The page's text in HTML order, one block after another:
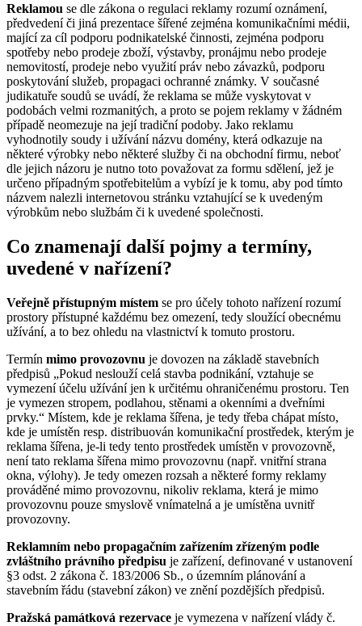
Reklamou se dle zákona o regulaci reklamy rozumí oznámení,
předvedení či jiná prezentace šířené zejména komunikačními médii,
mající za cíl podporu podnikatelské činnosti, zejména podporu
spotřeby nebo prodeje zboží, výstavby, pronájmu nebo prodeje
nemovitostí, prodeje nebo využití práv nebo závazků, podporu
poskytování služeb, propagaci ochranné známky. V současné
judikatuře soudů se uvádí, že reklama se může vyskytovat v
podobách velmi rozmanitých, a proto se pojem reklamy v žádném
případě neomezuje na její tradiční podoby. Jako reklamu
vyhodnotily soudy i užívání názvu domény, která odkazuje na
některé výrobky nebo některé služby či na obchodní firmu, neboť
dle jejich názoru je nutno toto považovat za formu sdělení, jež je
určeno případným spotřebitelům a vybízí je k tomu, aby pod tímto
názvem nalezli internetovou stránku vztahující se k uvedeným
výrobkům nebo službám či k uvedené společnosti.
Co znamenají další pojmy a termíny,
uvedené v nařízení?
Veřejně přístupným místem se pro účely tohoto nařízení rozumí
prostory přístupné každému bez omezení, tedy sloužící obecnému
užívání, a to bez ohledu na vlastnictví k tomuto prostoru.
Termín mimo provozovnu je dovozen na základě stavebních
předpisů „Pokud neslouží celá stavba podnikání, vztahuje se
vymezení účelu užívání jen k určitému ohraničenému prostoru. Ten
je vymezen stropem, podlahou, stěnami a okenními a dveřními
prvky.“ Místem, kde je reklama šířena, je tedy třeba chápat místo,
kde je umístěn resp. distribuován komunikační prostředek, kterým je
reklama šířena, je-li tedy tento prostředek umístěn v provozovně,
není tato reklama šířena mimo provozovnu (např. vnitřní strana
okna, výlohy). Je tedy omezen rozsah a některé formy reklamy
prováděné mimo provozovnu, nikoliv reklama, která je mimo
provozovnu pouze smyslově vnímatelná a je umístěna uvnitř
provozovny.
Reklamním nebo propagačním zařízením zřízeným podle
zvláštního právního předpisu je zařízení, definované v ustanovení
§3 odst. 2 zákona č. 183/2006 Sb., o územním plánování a
stavebním řádu (stavební zákon) ve znění pozdějších předpisů.
Pražská památková rezervace je vymezena v nařízení vlády č.